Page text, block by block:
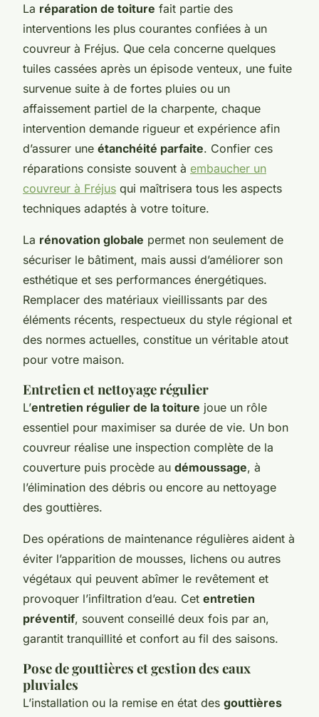
La réparation de toiture fait partie des
interventions les plus courantes confiées à un
couvreur à Fréjus. Que cela concerne quelques
tuiles cassées après un épisode venteux, une fuite
survenue suite à de fortes pluies ou un
affaissement partiel de la charpente, chaque
intervention demande rigueur et expérience afin
d’assurer une étanchéité parfaite. Confier ces
réparations consiste souvent à embaucher un
couvreur à Fréjus qui maîtrisera tous les aspects
techniques adaptés à votre toiture.
La rénovation globale permet non seulement de
sécuriser le bâtiment, mais aussi d’améliorer son
esthétique et ses performances énergétiques.
Remplacer des matériaux vieillissants par des
éléments récents, respectueux du style régional et
des normes actuelles, constitue un véritable atout
pour votre maison.
Entretien et nettoyage régulier
L’entretien régulier de la toiture joue un rôle
essentiel pour maximiser sa durée de vie. Un bon
couvreur réalise une inspection complète de la
couverture puis procède au démoussage, à
l’élimination des débris ou encore au nettoyage
des gouttières.
Des opérations de maintenance régulières aident à
éviter l’apparition de mousses, lichens ou autres
végétaux qui peuvent abîmer le revêtement et
provoquer l’infiltration d’eau. Cet entretien
préventif, souvent conseillé deux fois par an,
garantit tranquillité et confort au fil des saisons.
Pose de gouttières et gestion des eaux
pluviales
L’installation ou la remise en état des gouttières